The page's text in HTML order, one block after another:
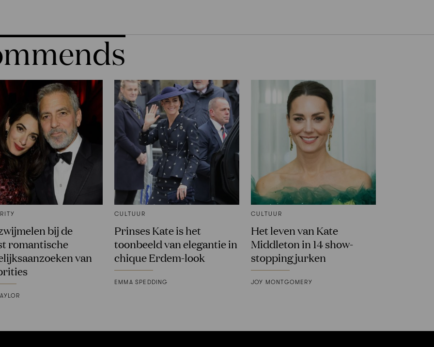
bij de
romantische
van
CULTUUR
Prinses Kate is het
toonbeeld van elegantie in
chique Erdem-look
EMMA SPEDDING
CULTUUR
Het leven van Kate
Middleton in 14 show-
stopping jurken
JOY MONTGOMERY